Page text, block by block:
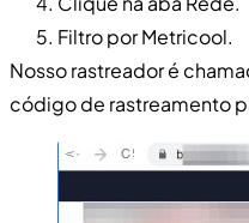
Filtro por Metricool.
Nosso rastreador é
código de rastreamento